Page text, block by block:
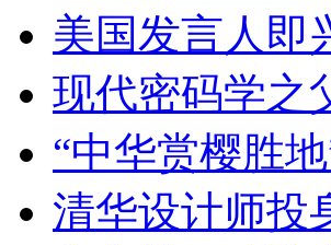
美国发言人即
现代密码学
“中华赏樱胜
清华设计师投